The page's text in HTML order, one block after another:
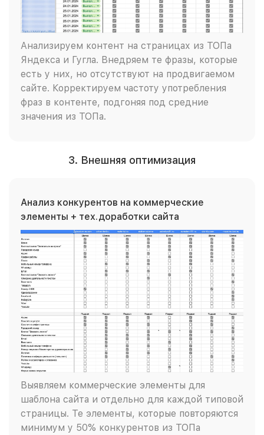
Анализируем контент на страницах из ТОПа
Яндекса и Гугла. Внедряем те фразы, которые
есть у них, но отсутствуют на продвигаемом
сайте. Корректируем частоту употребления
фраз в контенте, подгоняя под средние
значения из ТОПа.
3. Внешняя оптимизация
Анализ конкурентов на коммерческие
элементы + тех.доработки сайта
Выявляем коммерческие элементы для
шаблона сайта и отдельно для каждой типовой
страницы. Те элементы, которые повторяются
минимум у 50% конкурентов из ТОПа